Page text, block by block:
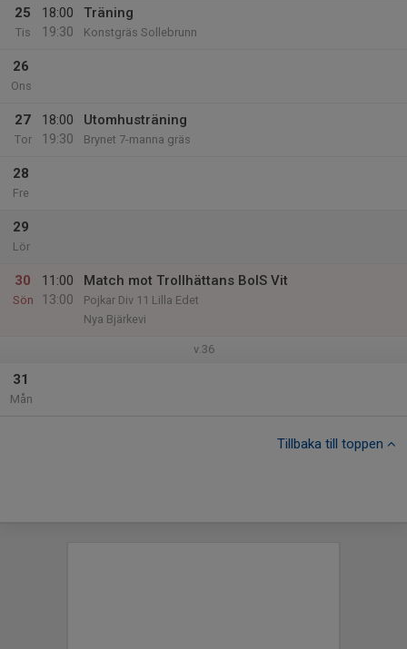
25
Tis
18:00
19:30
Träning
Konstgräs Sollebrunn
26
Ons
27
Tor
18:00
19:30
Utomhusträning
Brynet 7-manna gräs
28
Fre
29
Lör
30
Sön
11:00
13:00
Match mot Trollhättans BoIS Vit
Pojkar Div 11 Lilla Edet
Nya Bjärkevi
v.36
31
Mån
Tillbaka till toppen